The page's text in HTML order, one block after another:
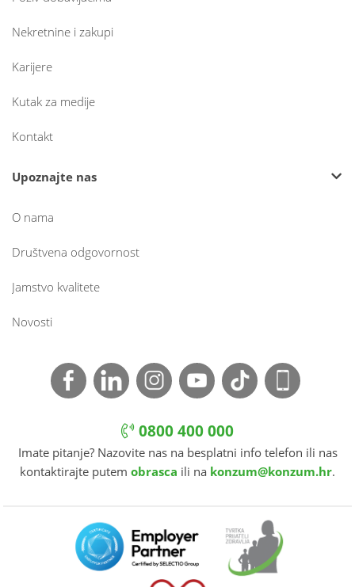
Nekretnine i zakupi
Karijere
Kutak za medije
Kontakt
Upoznajte nas
O nama
Društvena odgovornost
Jamstvo kvalitete
Novosti
0800 400 000
Imate pitanje? Nazovite nas na besplatni info telefon ili nas
kontaktirajte putem obrasca ili na konzum@konzum.hr.